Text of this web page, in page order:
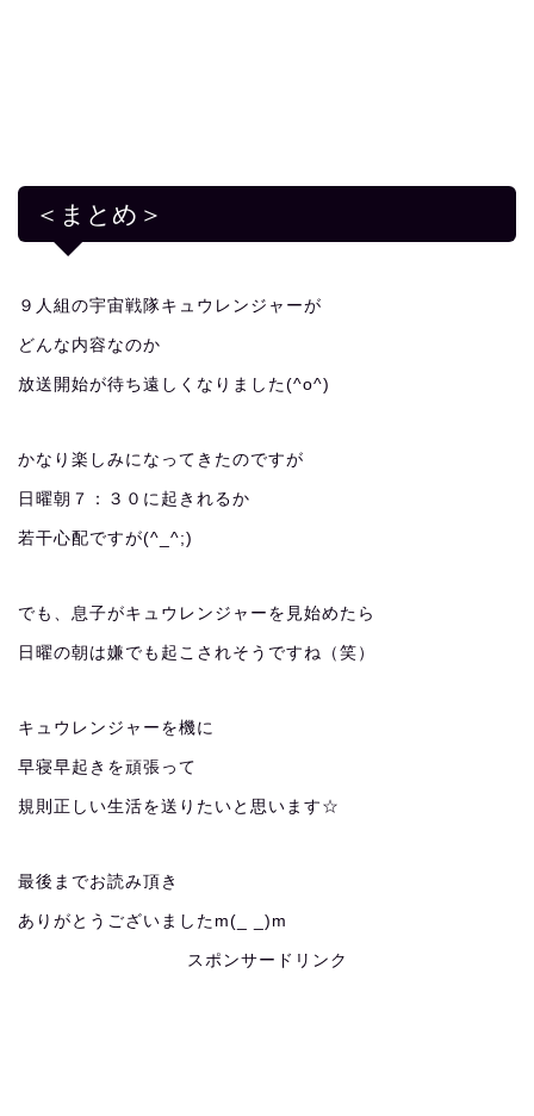
＜まとめ＞
９人組の宇宙戦隊キュウレンジャーが
どんな内容なのか
放送開始が待ち遠しくなりました(^o^)
かなり楽しみになってきたのですが
日曜朝７：３０に起きれるか
若干心配ですが(^_^;)
でも、息子がキュウレンジャーを見始めたら
日曜の朝は嫌でも起こされそうですね（笑）
キュウレンジャーを機に
早寝早起きを頑張って
規則正しい生活を送りたいと思います☆
最後までお読み頂き
ありがとうございましたm(_ _)m
スポンサードリンク